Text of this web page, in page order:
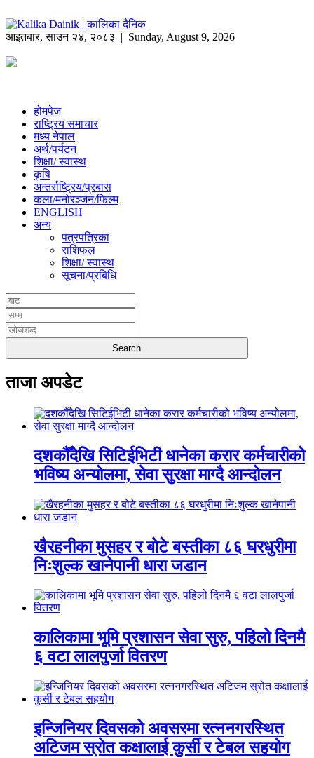
आइतबार,साउन २४, २०८३ | Sunday, August 9, 2026
होमपेज
राष्ट्रिय समाचार
मध्य नेपाल
अर्थ/पर्यटन
शिक्षा/ स्वास्थ
कृषि
अन्तर्राष्ट्रिय/प्रबास
कला/मनोरञ्जन/फिल्म
ENGLISH
अन्य
पत्रपत्रिका
राशिफल
शिक्षा/ स्वास्थ
सूचना/प्रबिधि
ताजा अपडेट
दशकौँदेखि सिटिईभिटी धानेका करार कर्मचारीको
भविष्य अन्योलमा, सेवा सुरक्षा माग्दै आन्दोलन
खैरहनीका मुसहर र बोटे बस्तीका ८६ घरधुरीमा
निःशुल्क खानेपानी धारा जडान
कालिकामा भूमि प्रशासन सेवा सुरु, पहिलो दिनमै
६ वटा लालपुर्जा वितरण
इन्जिनियर दिवसको अवसरमा रत्ननगरस्थित
अटिजम स्रोत कक्षालाई कुर्सी र टेबल सहयोग